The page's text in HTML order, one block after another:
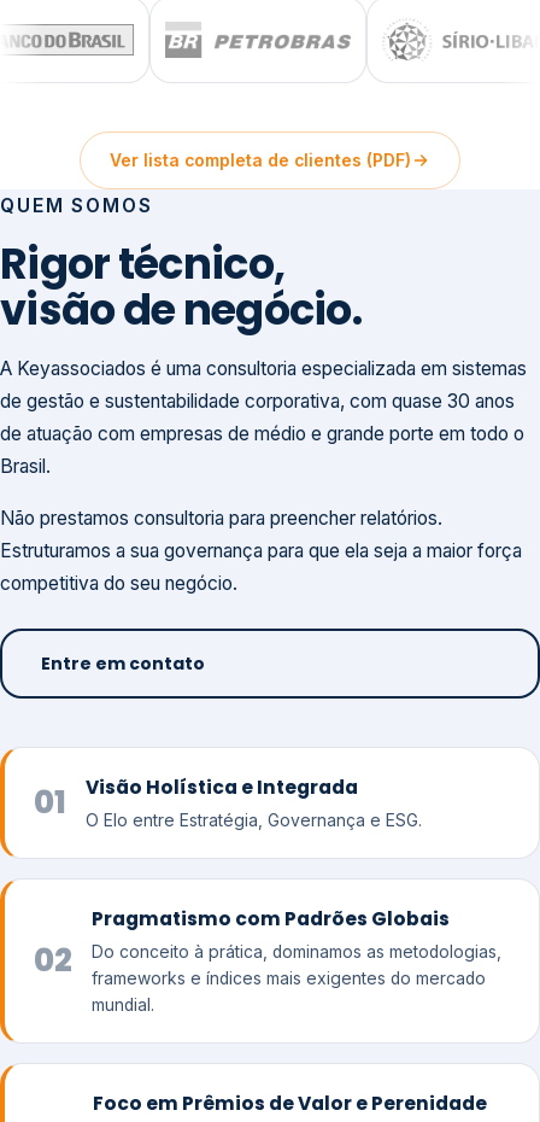
Ver lista completa de clientes (PDF)
QUEM SOMOS
Rigor técnico,
visão de negócio.
A Keyassociados é uma consultoria especializada em sistemas
de gestão e sustentabilidade corporativa, com quase 30 anos
de atuação com empresas de médio e grande porte em todo o
Brasil.
Não prestamos consultoria para preencher relatórios.
Estruturamos a sua governança para que ela seja a maior força
competitiva do seu negócio.
Entre em contato
01 Visão Holística e Integrada
O Elo entre Estratégia, Governança e ESG.
02
Pragmatismo com Padrões Globais
Do conceito à prática, dominamos as metodologias,
frameworks e índices mais exigentes do mercado
mundial.
Foco em Prêmios de Valor e Perenidade